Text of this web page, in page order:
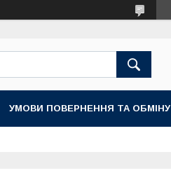
УМОВИ ПОВЕРНЕННЯ ТА ОБМІНУ